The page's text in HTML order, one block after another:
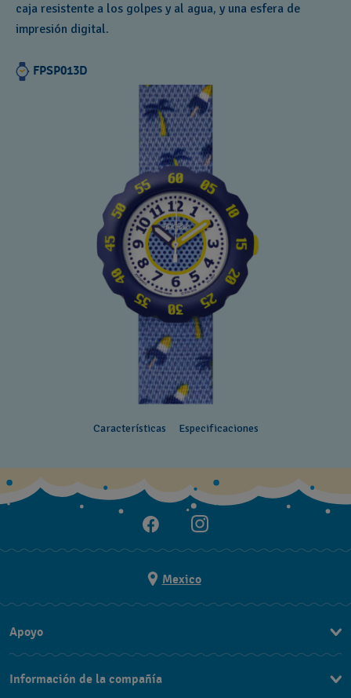
caja resistente a los golpes y al agua, y una esfera de
impresión digital.
FPSP013D
Características Especificaciones
Mexico
Apoyo
Preguntas Frecuentes
Información de la compañía